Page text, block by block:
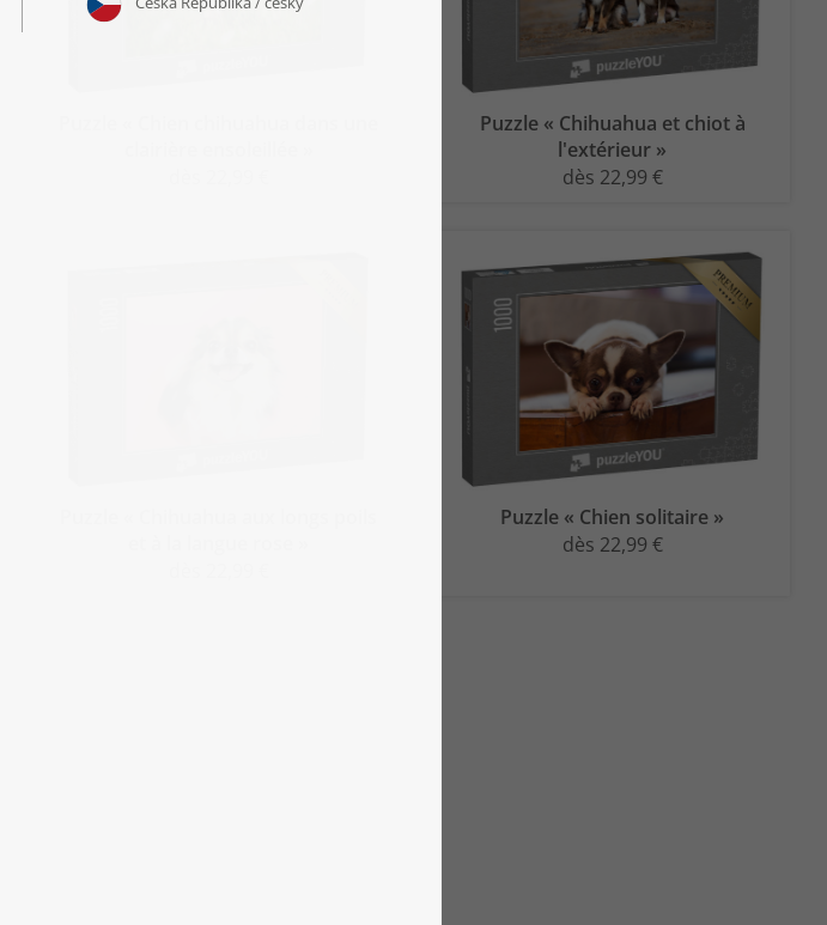
Puzzle « Chihuahua et chiot à
l'extérieur »
dès 22,99 €
Puzzle « Chien solitaire »
dès 22,99 €